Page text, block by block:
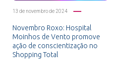
13 de novembro de 2024
Novembro Roxo: Hospital
Moinhos de Vento promove
ação de conscientização no
Shopping Total